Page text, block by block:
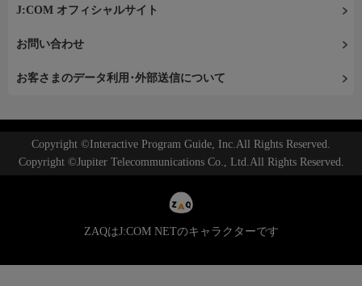
J:COM オフィシャルサイト
お問い合わせ
お客さまのデータ利用･外部送信について
Copyright ©Interactive Program Guide, Inc.All Rights Reserved.
Copyright ©Jupiter Telecommunications Co., Ltd.All Rights Reserved.
ZAQはJ:COM NETのキャラクターです